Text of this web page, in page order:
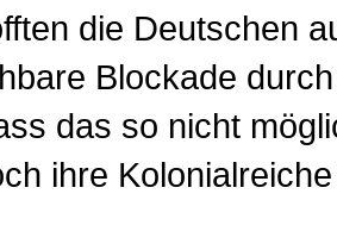
die Deutschen
Blockade
das so nicht
ihre